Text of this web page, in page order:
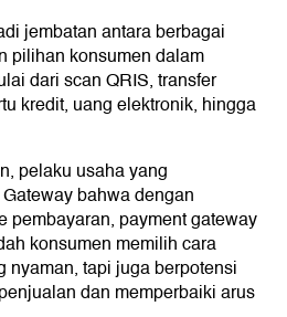
jembatan antara berbagai
pilihan konsumen dalam
dari scan QRIS, transfer
kredit, uang elektronik, hingga
pelaku usaha yang
bahwa dengan
pembayaran, payment gateway
konsumen memilih cara
nyaman, tapi juga berpotensi
dan memperbaiki arus